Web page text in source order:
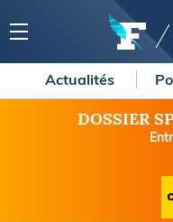
Actualités
DOSSIER